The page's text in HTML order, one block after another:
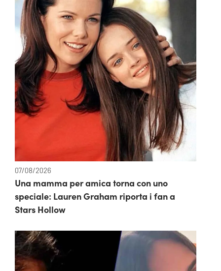
07/08/2026
Una mamma per amica torna con uno
speciale: Lauren Graham riporta i fan a
Stars Hollow